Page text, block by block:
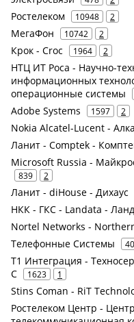
Ростелеком 10948 2
МегаФон 10742 2
Крок - Croc 1964 2
НТЦ ИТ Роса - Научно-
информационных
операционные системы
Adobe Systems 1597 2
Nokia Alcatel-Lucent -
Ланит - Comptek -
Microsoft Russia -
839 2
Ланит - diHouse - Дихаус
НКК - ГКС - Landata -
Nortel Networks -
Телефонные Системы 40
Т1 Интеграция -
С
1623 1
Stins Coman - RiT
Ростелеком Центр -